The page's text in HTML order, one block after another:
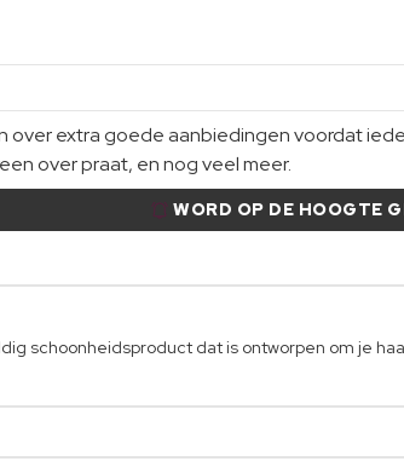
extra goede aanbiedingen voordat
over praat, en nog veel meer.
WORD OP DE HOOGTE
schoonheidsproduct dat is ontworpen om je